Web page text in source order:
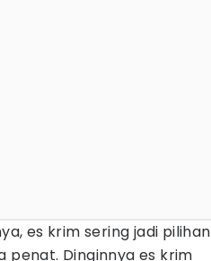
es krim sering jadi pilihan
penat. Dinginnya es krim